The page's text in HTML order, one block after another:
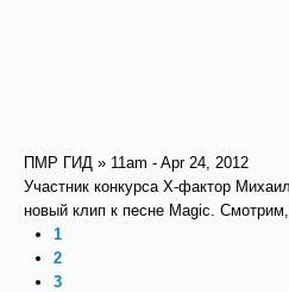
ПМР ГИД » 11am - Apr 24, 2012
Участник конкурса X-фактор
новый клип к песне Magic.
1
2
3